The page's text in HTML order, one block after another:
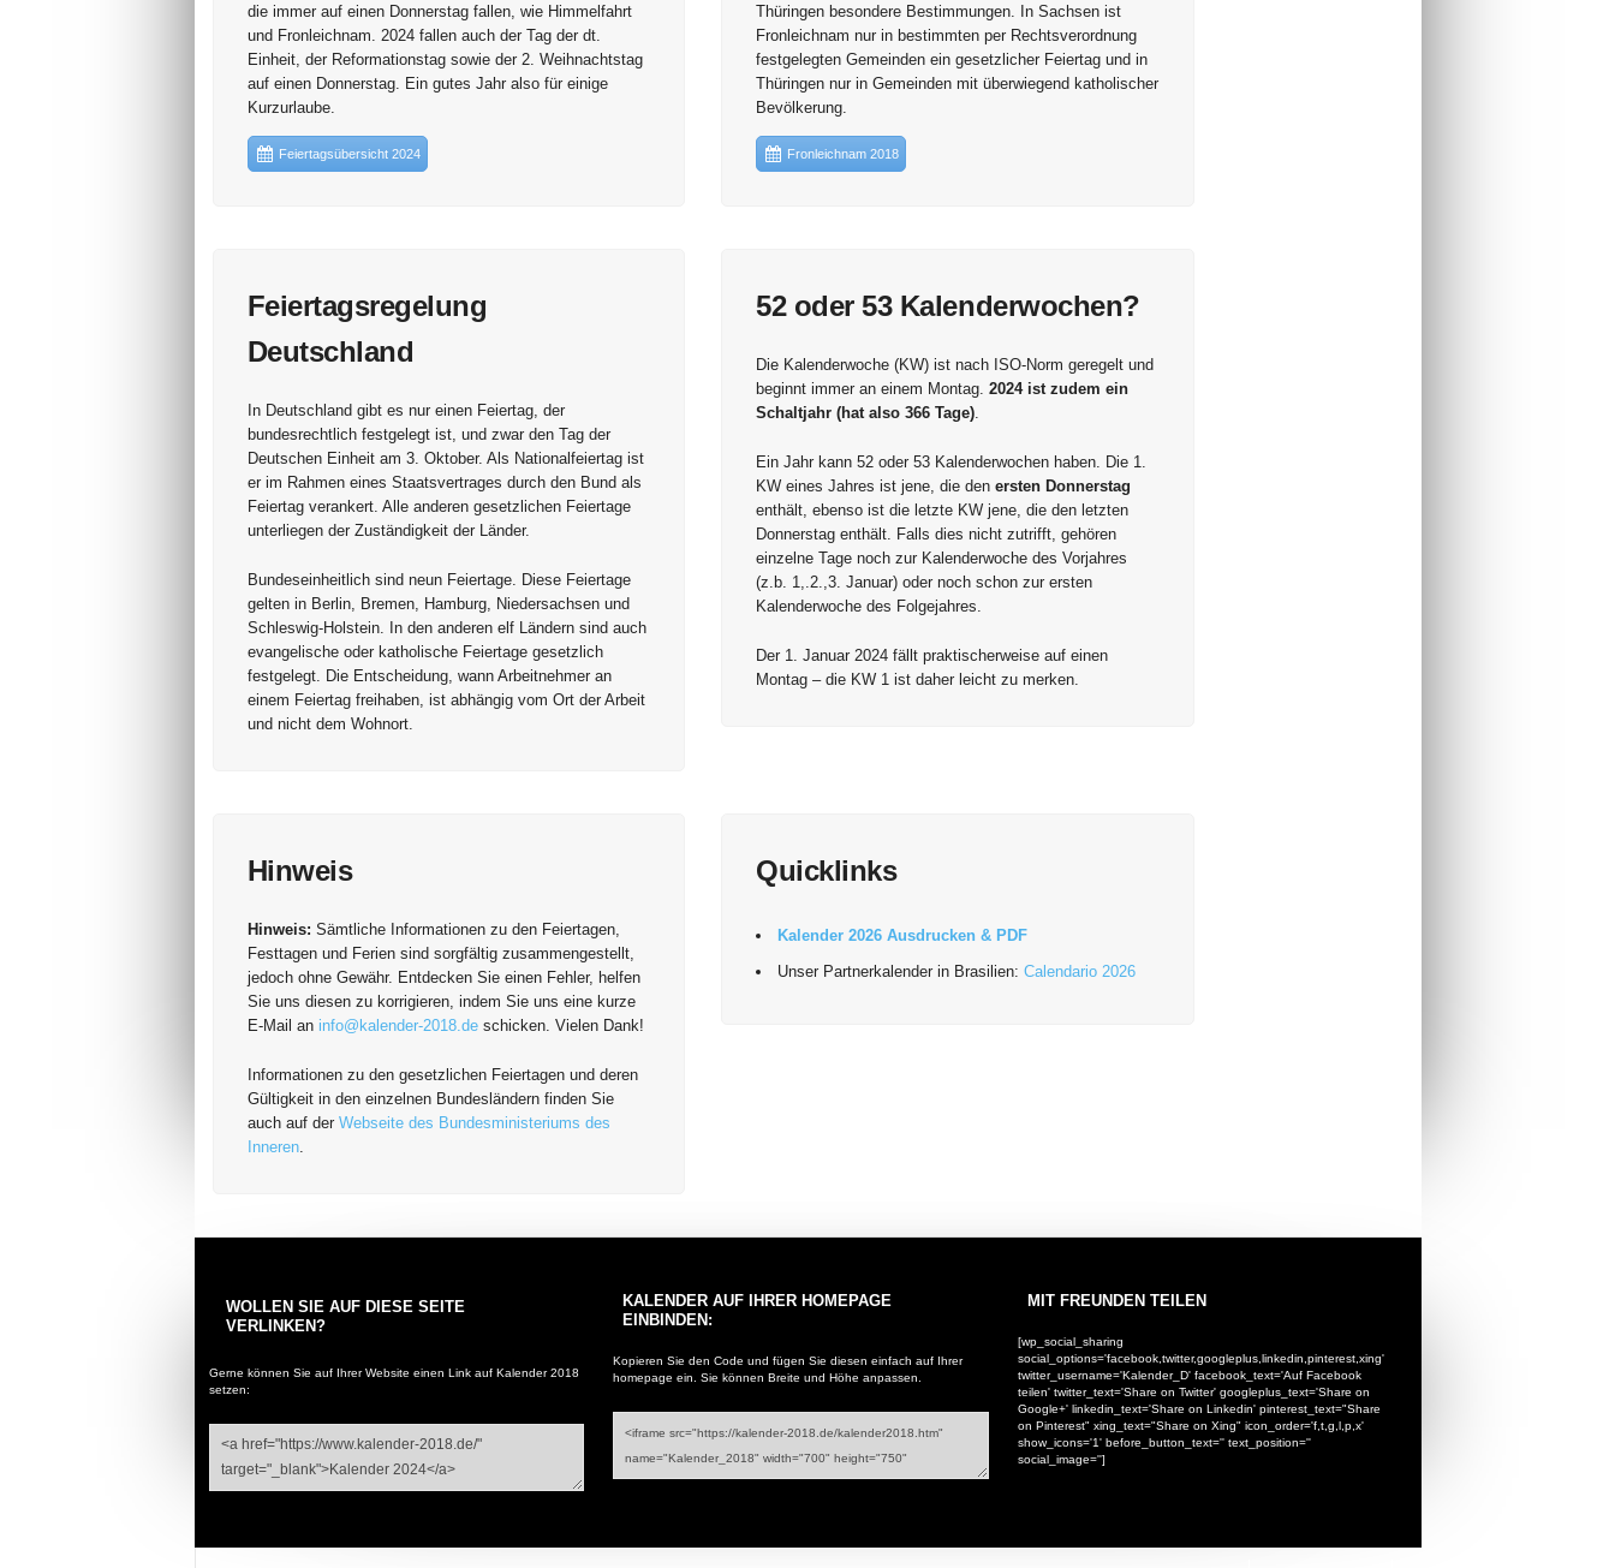
die immer auf einen Donnerstag fallen, wie Himmelfahrt
und Fronleichnam. 2024 fallen auch der Tag der dt.
Einheit, der Reformationstag sowie der 2. Weihnachtstag
auf einen Donnerstag. Ein gutes Jahr also für einige
Kurzurlaube.
Feiertagsübersicht 2024
Thüringen besondere Bestimmungen. In Sachsen ist
Fronleichnam nur in bestimmten per Rechtsverordnung
festgelegten Gemeinden ein gesetzlicher Feiertag und in
Thüringen nur in Gemeinden mit überwiegend katholischer
Bevölkerung.
Fronleichnam 2018
Feiertagsregelung
Deutschland
In Deutschland gibt es nur einen Feiertag, der
bundesrechtlich festgelegt ist, und zwar den Tag der
Deutschen Einheit am 3. Oktober. Als Nationalfeiertag ist
er im Rahmen eines Staatsvertrages durch den Bund als
Feiertag verankert. Alle anderen gesetzlichen Feiertage
unterliegen der Zuständigkeit der Länder.
Bundeseinheitlich sind neun Feiertage. Diese Feiertage
gelten in Berlin, Bremen, Hamburg, Niedersachsen und
Schleswig-Holstein. In den anderen elf Ländern sind auch
evangelische oder katholische Feiertage gesetzlich
festgelegt. Die Entscheidung, wann Arbeitnehmer an
einem Feiertag freihaben, ist abhängig vom Ort der Arbeit
und nicht dem Wohnort.
52 oder 53 Kalenderwochen?
Die Kalenderwoche (KW) ist nach ISO-Norm geregelt und
beginnt immer an einem Montag.2024 ist zudem ein
Schaltjahr (hat also 366 Tage)
Ein Jahr kann 52 oder 53 Kalenderwochen haben. Die 1.
KW eines Jahres ist jene, die denersten Donnerstag
enthält, ebenso ist die letzte KW jene, die den letzten
Donnerstag enthält. Falls dies nicht zutrifft, gehören
einzelne Tage noch zur Kalenderwoche des Vorjahres
(z.b. 1,.2.,3. Januar) oder noch schon zur ersten
Kalenderwoche des Folgejahres.
Der 1. Januar 2024 fällt praktischerweise auf einen
Montag – die KW 1 ist daher leicht zu merken.
Hinweis
Hinweis: Sämtliche Informationen zu den Feiertagen,
Festtagen und Ferien sind sorgfältig zusammengestellt,
jedoch ohne Gewähr. Entdecken Sie einen Fehler, helfen
Sie uns diesen zu korrigieren, indem Sie uns eine kurze
E-Mail an info@kalender-2018.deschicken. Vielen Dank!
Informationen zu den gesetzlichen Feiertagen und deren
Gültigkeit in den einzelnen Bundesländern finden Sie
auch auf der Webseite des Bundesministeriums des
Inneren.
Quicklinks
Kalender 2026 Ausdrucken & PDF
Unser Partnerkalender in Brasilien:Calendario 2026
WOLLEN SIE AUF DIESE SEITE
VERLINKEN?
Gerne können Sie auf Ihrer Website einen Link auf Kalender 2018
setzen:
KALENDER AUF IHRER HOMEPAGE
EINBINDEN:
Kopieren Sie den Code und fügen Sie diesen einfach auf Ihrer
homepage ein. Sie können Breite und Höhe anpassen.
MIT FREUNDEN TEILEN
[wp_social_sharing
social_options='facebook,twitter,googleplus,linkedin,pinterest,xing'
twitter_username='Kalender_D' facebook_text='Auf Facebook
teilen' twitter_text='Share on Twitter' googleplus_text='Share on
Google+' linkedin_text='Share on Linkedin' pinterest_text="Share
on Pinterest" xing_text="Share on Xing" icon_order='f,t,g,l,p,x'
show_icons='1' before_button_text='' text_position=''
social_image='']